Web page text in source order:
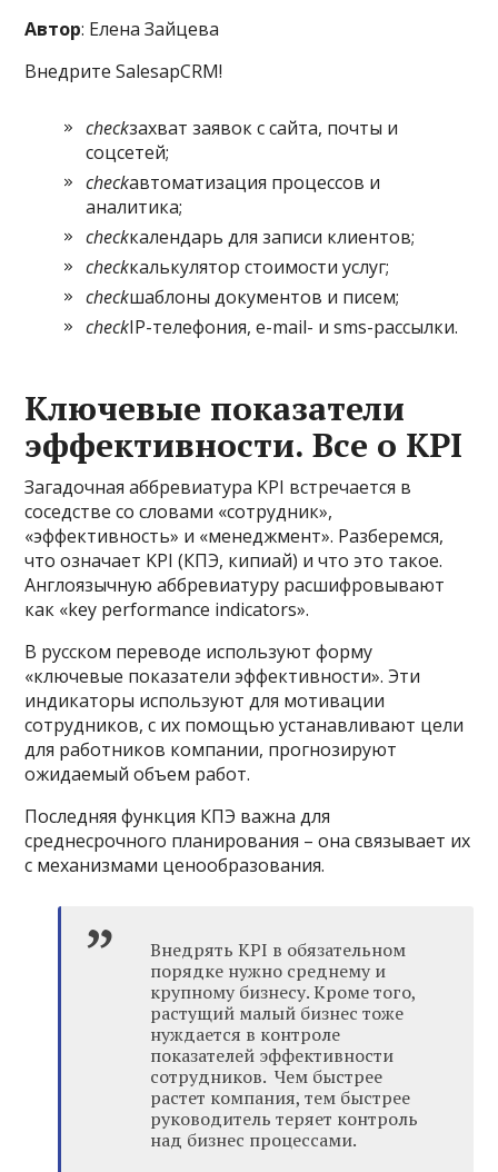
Автор: Елена Зайцева
Внедрите SalesapCRM!
checkзахват заявок с сайта, почты и
соцсетей;
checkавтоматизация процессов и
аналитика;
checkкалендарь для записи клиентов;
checkкалькулятор стоимости услуг;
checkшаблоны документов и писем;
checkIP-телефония, e-mail- и sms-рассылки.
Ключевые показатели
эффективности. Все о KPI
Загадочная аббревиатура KPI встречается в
соседстве со словами «сотрудник»,
«эффективность» и «менеджмент». Разберемся,
что означает KPI (КПЭ, кипиай) и что это такое.
Англоязычную аббревиатуру расшифровывают
как «key performance indicators».
В русском переводе используют форму
«ключевые показатели эффективности». Эти
индикаторы используют для мотивации
сотрудников, с их помощью устанавливают цели
для работников компании, прогнозируют
ожидаемый объем работ.
Последняя функция КПЭ важна для
среднесрочного планирования – она связывает их
с механизмами ценообразования.
Внедрять KPI в обязательном
порядке нужно среднему и
крупному бизнесу. Кроме того,
растущий малый бизнес тоже
нуждается в контроле
показателей эффективности
сотрудников. Чем быстрее
растет компания, тем быстрее
руководитель теряет контроль
над бизнес процессами.